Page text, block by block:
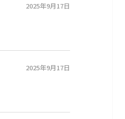
2025年9月17日
2025年9月17日